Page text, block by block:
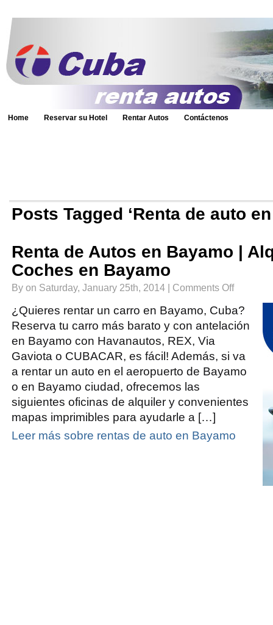
Home Reservar su Hotel Rentar Autos Contáctenos
Posts Tagged ‘Renta de auto
Renta de Autos en Bayamo |
Coches en Bayamo
By on Saturday, January 25th, 2014 | Comments Offon
Autos
en
|
Bayamo
¿Quieres rentar un carro en Bayamo, Cuba?
Reserva tu carro más barato y con antelación
en Bayamo con Havanautos, REX, Via
Gaviota o CUBACAR, es fácil! Además, si va
a rentar un auto en el aeropuerto de Bayamo
o en Bayamo ciudad, ofrecemos las
siguientes oficinas de alquiler y convenientes
mapas imprimibles para ayudarle a […]
Leer más sobre rentas de auto en Bayamo